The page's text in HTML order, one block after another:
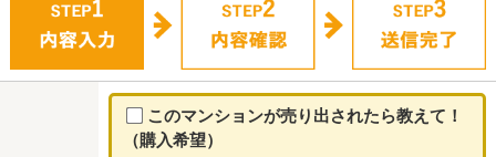
このマンションが売り出されたら教えて！
（購入希望）